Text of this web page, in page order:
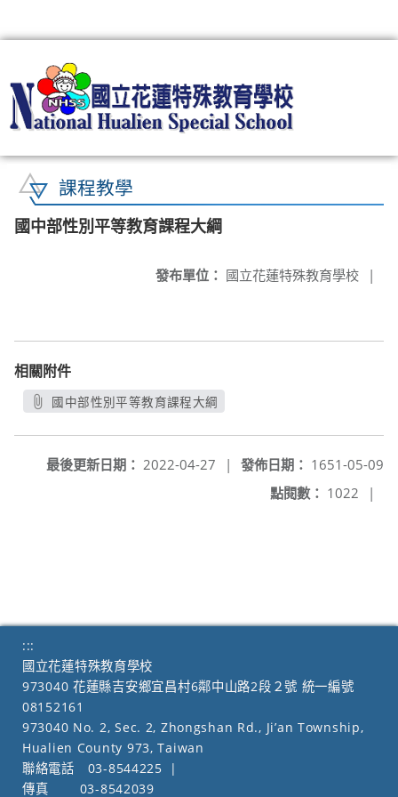
課程教學
國中部性別平等教育課程大綱
發布單位： 國立花蓮特殊教育學校 |
相關附件
國中部性別平等教育課程大綱
發佈日期： 1651-05-09
最後更新日期： 2022-04-27
|
點閱數： 1022 |
:::
國立花蓮特殊教育學校
973040 花蓮縣吉安鄉宜昌村6鄰中山路2段２號 統一編號
08152161
973040 No. 2, Sec. 2, Zhongshan Rd., Ji’an Township,
Hualien County 973, Taiwan
聯絡電話
03-8544225
|
傳真
03-8542039